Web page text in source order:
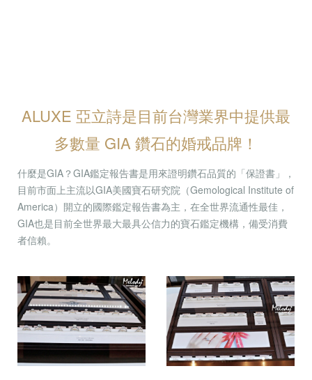
ALUXE 亞立詩是目前台灣業界中提供最
多數量 GIA 鑽石的婚戒品牌！
什麼是GIA？GIA鑑定報告書是用來證明鑽石品質的「保證書」，
目前市面上主流以GIA美國寶石研究院（Gemological Institute of
America）開立的國際鑑定報告書為主，在全世界流通性最佳，
GIA也是目前全世界最大最具公信力的寶石鑑定機構，備受消費
者信賴。